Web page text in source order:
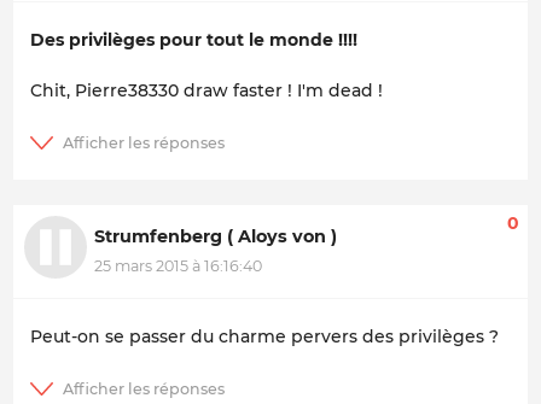
Des privilèges pour tout le monde !!!!
Chit, Pierre38330 draw faster ! I'm dead !
Strumfenberg ( Aloys von )
25 mars 2015 à 16:16:40
0
Peut-on se passer du charme pervers des privilèges ?